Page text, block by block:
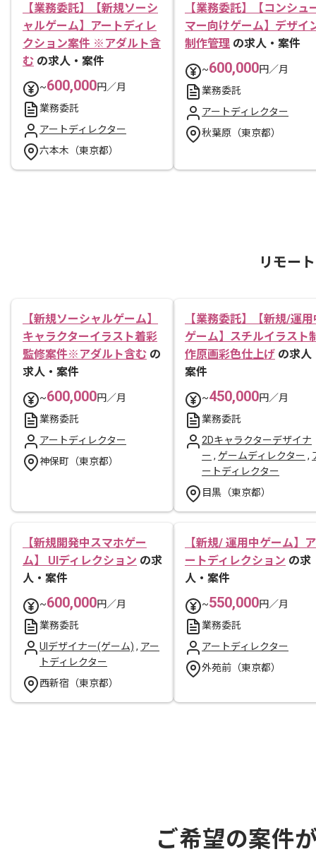
【業務委託】【新規ソーシ
ャルゲーム】アートディレ
クション案件 ※アダルト含
む の求人・案件
~600,000円／月
業務委託
アートディレクター
六本木（東京都）
【業務委託】【コンシュ
マー向けゲーム】デザイ
制作管理 の求人・案件
~600,000円／月
業務委託
アートディレクター
秋葉原（東京都）
リモー
【新規ソーシャルゲーム】
キャラクターイラスト着彩
監修案件※アダルト含む の
求人・案件
~600,000円／月
業務委託
アートディレクター
神保町（東京都）
【業務委託】【新規/運用
ゲーム】スチルイラスト
作原画彩色仕上げ の求人
案件
~450,000円／月
業務委託
2Dキャラクターデザイナ
ー , ゲームディレクター ,
ートディレクター
目黒（東京都）
【新規開発中スマホゲー
ム】 UIディレクション の求
人・案件
~600,000円／月
業務委託
UIデザイナー(ゲーム) , アー
トディレクター
西新宿（東京都）
【新規/ 運用中ゲーム】ア
ートディレクション の求
人・案件
~550,000円／月
業務委託
アートディレクター
外苑前（東京都）
ご希望の案件